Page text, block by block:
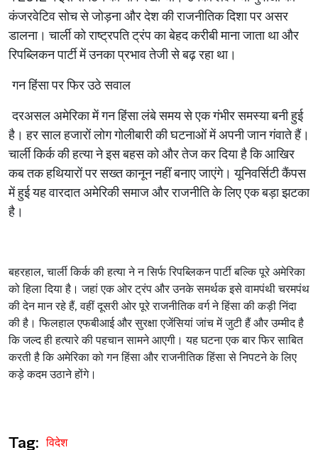
कंजरवेटिवसोचसेजोड़नाऔरदेशकीराजनीतिकदिशापरअसर
डालना। चार्लीकोराष्ट्रपतिट्रंपकाबेहदकरीबीमानाजाताथाऔर
रिपब्लिकनपार्टीमेंउनकाप्रभावतेजीसेबढ़रहाथा।
गनहिंसापरफिरउठेसवाल
दरअसलअमेरिकामेंगनहिंसालंबेसमयसेएकगंभीरसमस्याबनीहुई
है। हरसालहजारोंलोगगोलीबारीकीघटनाओंमेंअपनीजानगंवातेहैं।
चार्लीकिर्ककीहत्यानेइसबहसकोऔरतेजकरदियाहैकिआखिर
कबतकहथियारोंपरसख्तकानूननहींबनाएजाएंगे। यूनिवर्सिटीकैंपस
मेंहुईयहवारदातअमेरिकीसमाजऔरराजनीतिकेलिएएकबड़ाझटका
है।
बहरहाल,चार्लीकिर्ककीहत्यानेनसिर्फरिपब्लिकनपार्टीबल्किपूरेअमेरिका
कोहिलादियाहै। जहांएकओरट्रंपऔरउनकेसमर्थकइसेवामपंथीचरमपंथ
कीदेनमानरहेहैं,वहींदूसरीओरपूरेराजनीतिकवर्गनेहिंसाकीकड़ीनिंदा
कीहै। फिलहालएफबीआईऔरसुरक्षाएजेंसियांजांचमेंजुटीहैंऔरउम्मीदहै
किजल्दहीहत्यारेकीपहचानसामनेआएगी। यहघटनाएकबारफिरसाबित
करतीहैकिअमेरिकाकोगनहिंसाऔरराजनीतिकहिंसासेनिपटनेकेलिए
कड़ेकदमउठानेहोंगे।
Tag: विदेश